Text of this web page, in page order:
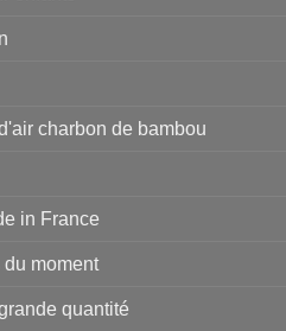
charbon de bambou
in France
du moment
quantité